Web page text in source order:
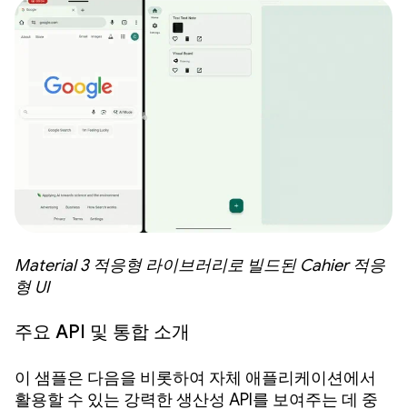
Material 3 적응형 라이브러리로 빌드된 Cahier 적응
형 UI
주요 API 및 통합 소개
이 샘플은 다음을 비롯하여 자체 애플리케이션에서
활용할 수 있는 강력한 생산성 API를 보여주는 데 중